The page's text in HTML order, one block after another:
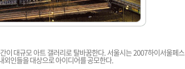
이 대규모 아트 갤러리로 탈바꿈한다. 서울시는 2007하이서울페스
외인들을 대상으로 아이디어를 공모한다.